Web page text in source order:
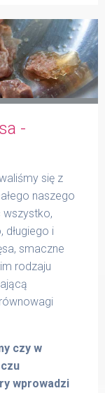
-
się z
naszego
wszystko,
i
smaczne
rodzaju
czy w
wprowadzi